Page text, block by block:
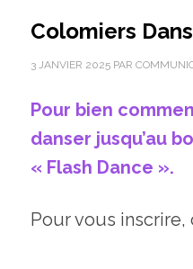
Colomiers
3 JANVIER 2025 PAR
Pour bien
danser jusqu’au
« Flash Dance ».
Pour vous inscrire,